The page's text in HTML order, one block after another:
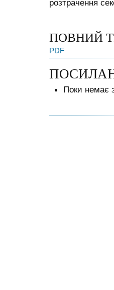
розтрачення
ПОВНИЙ
PDF
Поки немає